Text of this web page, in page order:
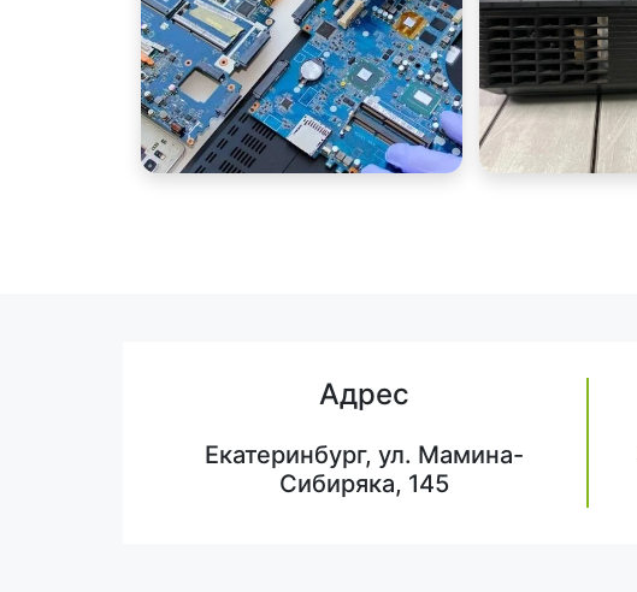
Адрес
Екатеринбург, ул. Мамина-
Сибиряка, 145